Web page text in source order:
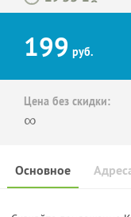
199 руб.
Цена без скидки:
∞
Основное